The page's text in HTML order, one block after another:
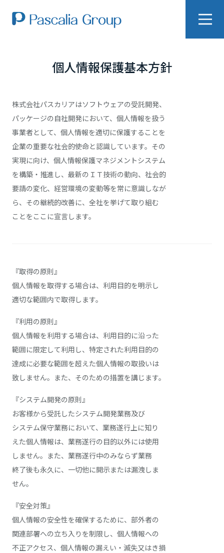
個人情報保護基本方針
株式会社パスカリアはソフトウェアの受託開発、
パッケージの自社開発において、個人情報を扱う
事業者として、個人情報を適切に保護することを
企業の重要な社会的使命と認識しています。その
実現に向け、個人情報保護マネジメントシステム
を構築・推進し、最新のＩＴ技術の動向、社会的
要請の変化、経営環境の変動等を常に意識しなが
ら、その継続的改善に、全社を挙げて取り組む
ことをここに宣言します。
『取得の原則』
個人情報を取得する場合は、利用目的を明示し
適切な範囲内で取得します。
『利用の原則』
個人情報を利用する場合は、利用目的に沿った
範囲に限定して利用し、特定された利用目的の
達成に必要な範囲を超えた個人情報の取扱いは
致しません。また、そのための措置を講じます。
『システム開発の原則』
お客様から受託したシステム開発業務及び
システム保守業務において、業務遂行上に知り
えた個人情報は、業務遂行の目的以外には使用
しません。また、業務遂行中のみならず業務
終了後も永久に、一切他に開示または漏洩しま
せん。
『安全対策』
個人情報の安全性を確保するために、部外者の
関連部署への立ち入りを制限し、個人情報への
不正アクセス、個人情報の漏えい・滅失又はき損